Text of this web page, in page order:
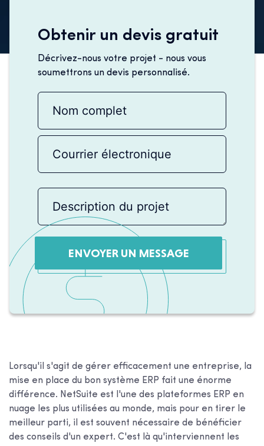
Obtenir un devis gratuit
Décrivez-nous votre projet - nous vous
soumettrons un devis personnalisé.
ENVOYER UN MESSAGE
Lorsqu'il s'agit de gérer efficacement une entreprise, la
mise en place du bon système ERP fait une énorme
différence. NetSuite est l'une des plateformes ERP en
nuage les plus utilisées au monde, mais pour en tirer le
meilleur parti, il est souvent nécessaire de bénéficier
des conseils d'un expert. C'est là qu'interviennent les